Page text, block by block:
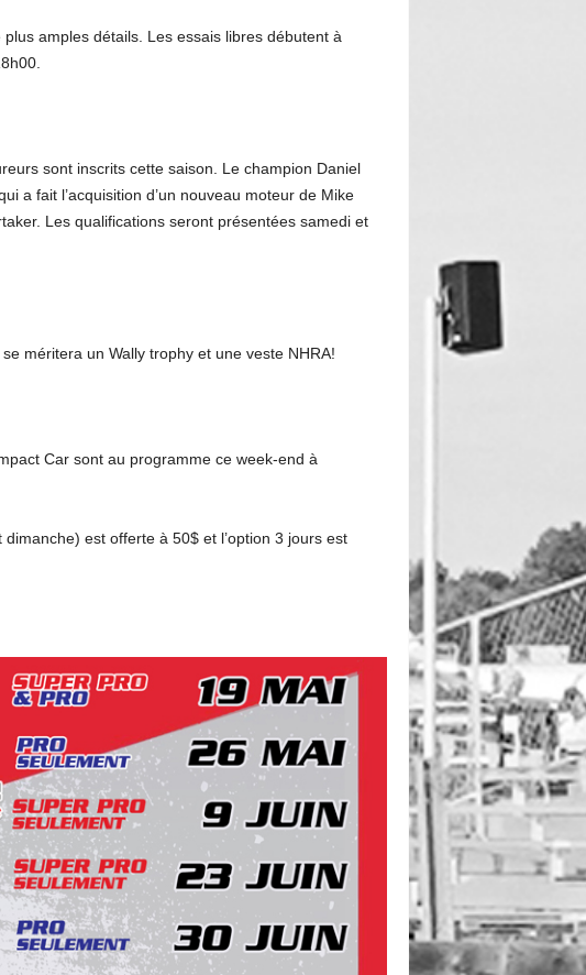
amples détails. Les essais libres débutent à
sont inscrits cette saison. Le champion Daniel
a fait l’acquisition d’un nouveau moteur de Mike
Les qualifications seront présentées samedi et
méritera un Wally trophy et une veste NHRA!
Car sont au programme ce week-end à
est offerte à 50$ et l’option 3 jours est